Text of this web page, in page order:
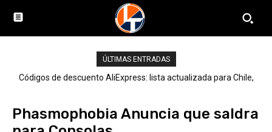
ÚLTIMAS ENTRADAS
Códigos de descuento AliExpress: lista actualizada para Chile,
Phasmophobia Anuncia que saldra